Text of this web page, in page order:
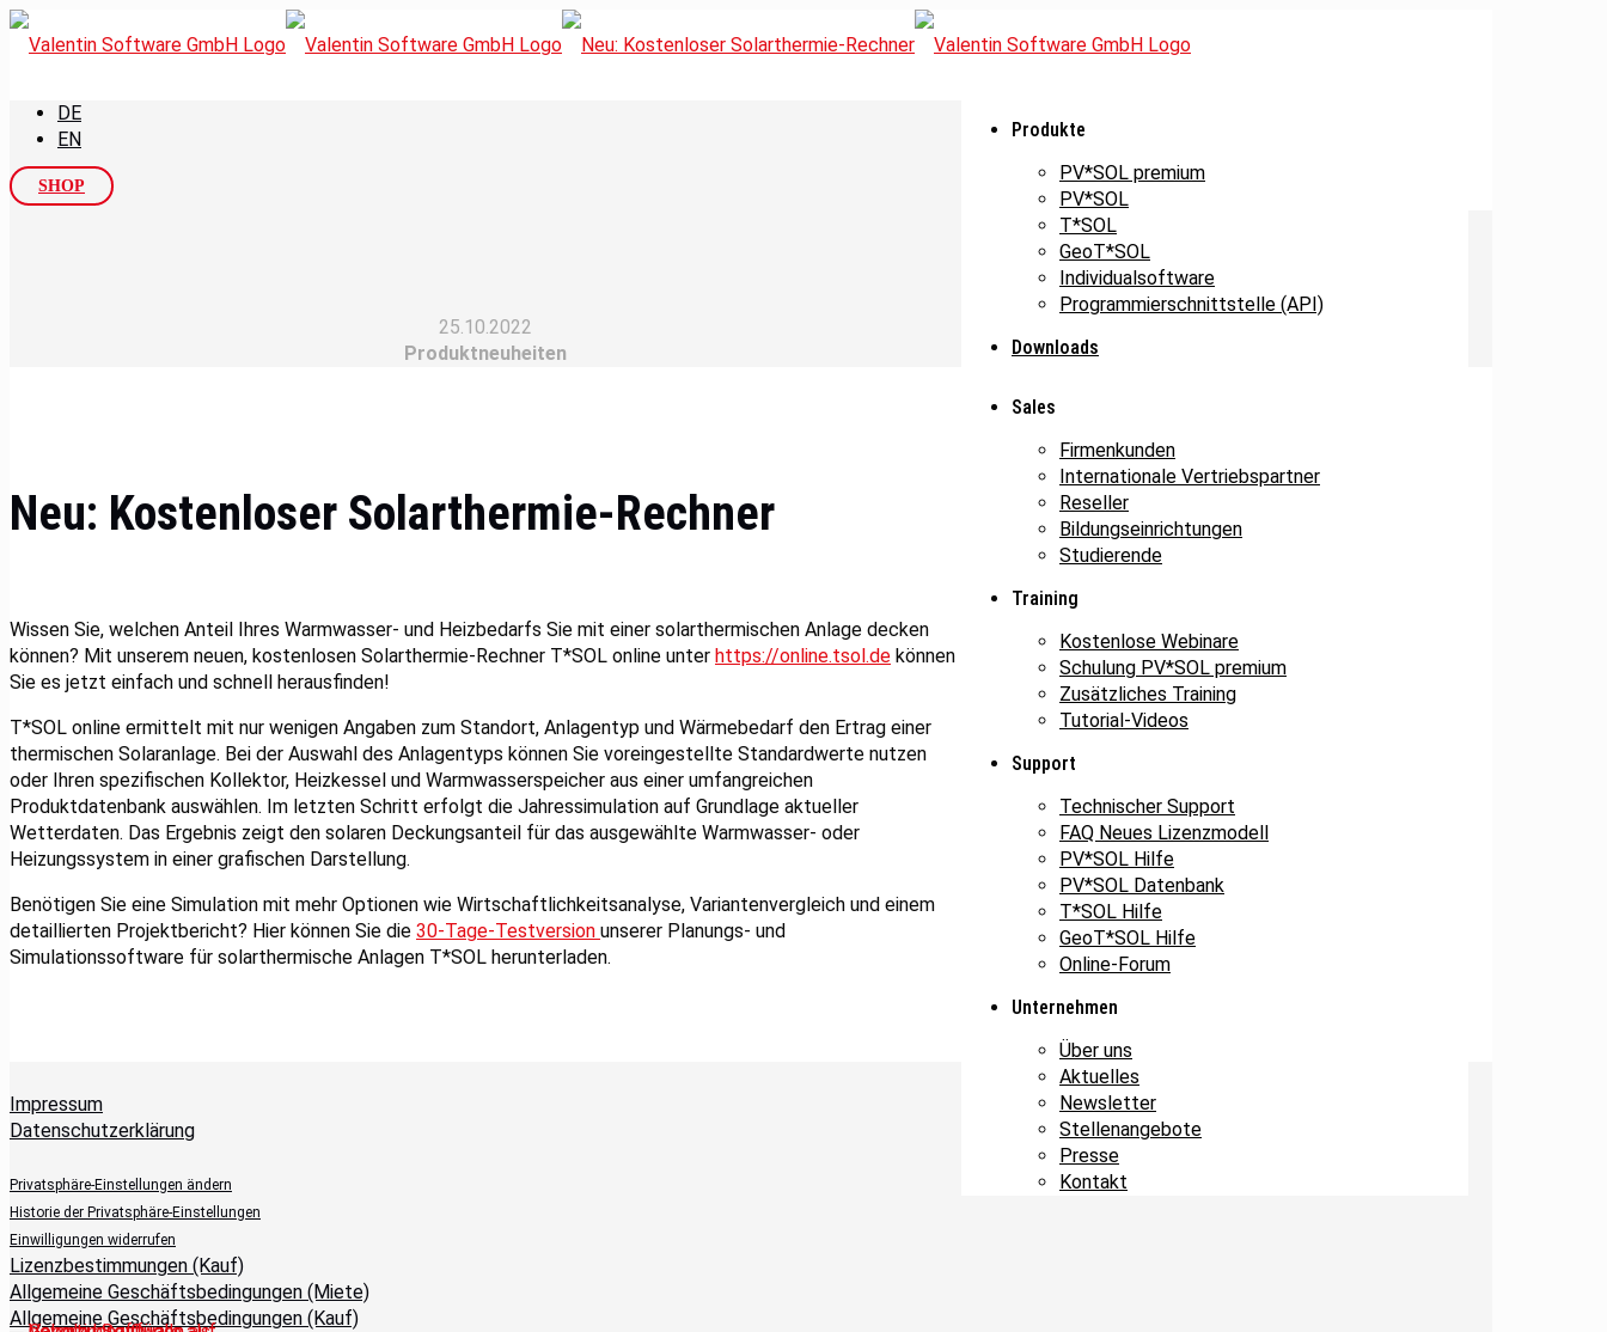
Produkte
PV*SOL premium
PV*SOL
T*SOL
GeoT*SOL
Individualsoftware
Programmierschnittstelle (API)
Downloads
Sales
Firmenkunden
Internationale Vertriebspartner
Reseller
Bildungseinrichtungen
Studierende
Training
Kostenlose Webinare
Schulung PV*SOL premium
Zusätzliches Training
Tutorial-Videos
Support
Technischer Support
FAQ Neues Lizenzmodell
PV*SOL Hilfe
PV*SOL Datenbank
T*SOL Hilfe
GeoT*SOL Hilfe
Online-Forum
Unternehmen
Über uns
Aktuelles
Newsletter
Stellenangebote
Presse
Kontakt
DE
EN
SHOP
25.10.2022
Produktneuheiten
Neu: Kostenloser Solarthermie-Rechner
Wissen Sie, welchen Anteil Ihres Warmwasser- und Heizbedarfs Sie mit einer solarthermischen Anlage decken
können? Mit unserem neuen, kostenlosen Solarthermie-Rechner T*SOL online unter https://online.tsol.de können
Sie es jetzt einfach und schnell herausfinden!
T*SOL online ermittelt mit nur wenigen Angaben zum Standort, Anlagentyp und Wärmebedarf den Ertrag einer
thermischen Solaranlage. Bei der Auswahl des Anlagentyps können Sie voreingestellte Standardwerte nutzen
oder Ihren spezifischen Kollektor, Heizkessel und Warmwasserspeicher aus einer umfangreichen
Produktdatenbank auswählen. Im letzten Schritt erfolgt die Jahressimulation auf Grundlage aktueller
Wetterdaten. Das Ergebnis zeigt den solaren Deckungsanteil für das ausgewählte Warmwasser- oder
Heizungssystem in einer grafischen Darstellung.
Benötigen Sie eine Simulation mit mehr Optionen wie Wirtschaftlichkeitsanalyse, Variantenvergleich und einem
detaillierten Projektbericht? Hier können Sie die 30-Tage-Testversion unserer Planungs- und
Simulationssoftware für solarthermische Anlagen T*SOL herunterladen.
Impressum
Datenschutzerklärung
Privatsphäre-Einstellungen ändern
Historie der Privatsphäre-Einstellungen
Einwilligungen widerrufen
Lizenzbestimmungen (Kauf)
Allgemeine Geschäftsbedingungen (Miete)
Allgemeine Geschäftsbedingungen (Kauf)